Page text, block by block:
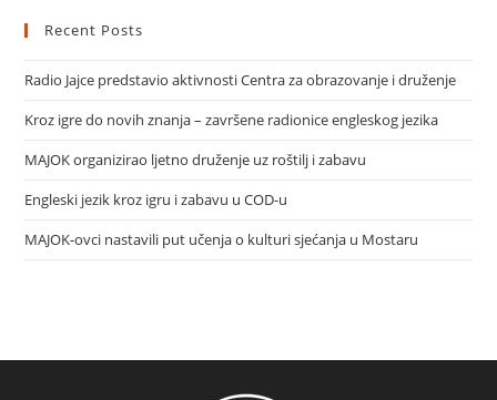
Recent Posts
Radio Jajce predstavio aktivnosti Centra za obrazovanje i druženje
Kroz igre do novih znanja – završene radionice engleskog jezika
MAJOK organizirao ljetno druženje uz roštilj i zabavu
Engleski jezik kroz igru i zabavu u COD-u
MAJOK-ovci nastavili put učenja o kulturi sjećanja u Mostaru